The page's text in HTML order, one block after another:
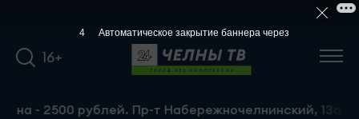
16+
рублей. Пр-т Набережночелнинский, 13а. Тел.: 8-
3 Автоматическое закрытие баннера через